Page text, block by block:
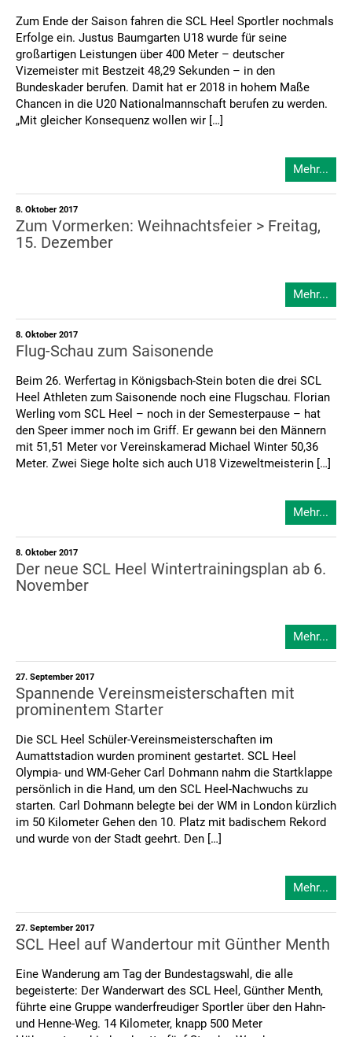
Zum Ende der Saison fahren die SCL Heel Sportler nochmals
Erfolge ein. Justus Baumgarten U18 wurde für seine
großartigen Leistungen über 400 Meter – deutscher
Vizemeister mit Bestzeit 48,29 Sekunden – in den
Bundeskader berufen. Damit hat er 2018 in hohem Maße
Chancen in die U20 Nationalmannschaft berufen zu werden.
„Mit gleicher Konsequenz wollen wir […]
Mehr...
8. Oktober 2017
Zum Vormerken: Weihnachtsfeier > Freitag,
15. Dezember
Mehr...
8. Oktober 2017
Flug-Schau zum Saisonende
Beim 26. Werfertag in Königsbach-Stein boten die drei SCL
Heel Athleten zum Saisonende noch eine Flugschau. Florian
Werling vom SCL Heel – noch in der Semesterpause – hat
den Speer immer noch im Griff. Er gewann bei den Männern
mit 51,51 Meter vor Vereinskamerad Michael Winter 50,36
Meter. Zwei Siege holte sich auch U18 Vizeweltmeisterin […]
Mehr...
8. Oktober 2017
Der neue SCL Heel Wintertrainingsplan ab 6.
November
Mehr...
27. September 2017
Spannende Vereinsmeisterschaften mit
prominentem Starter
Die SCL Heel Schüler-Vereinsmeisterschaften im
Aumattstadion wurden prominent gestartet. SCL Heel
Olympia- und WM-Geher Carl Dohmann nahm die Startklappe
persönlich in die Hand, um den SCL Heel-Nachwuchs zu
starten. Carl Dohmann belegte bei der WM in London kürzlich
im 50 Kilometer Gehen den 10. Platz mit badischem Rekord
und wurde von der Stadt geehrt. Den […]
Mehr...
27. September 2017
SCL Heel auf Wandertour mit Günther Menth
Eine Wanderung am Tag der Bundestagswahl, die alle
begeisterte: Der Wanderwart des SCL Heel, Günther Menth,
führte eine Gruppe wanderfreudiger Sportler über den Hahn-
und Henne-Weg. 14 Kilometer, knapp 500 Meter